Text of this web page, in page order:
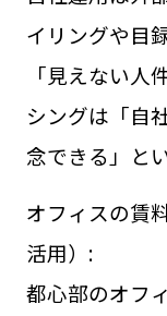
イリングや目
「見えない人
シングは「自
念できる」と
オフィスの賃
活用）:
都心部のオフ